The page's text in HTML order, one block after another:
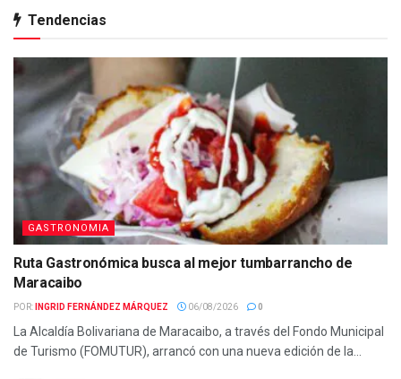
Tendencias
GASTRONOMIA
Ruta Gastronómica busca al mejor tumbarrancho de
Maracaibo
POR: INGRID FERNÁNDEZ MÁRQUEZ 06/08/2026 0
La Alcaldía Bolivariana de Maracaibo, a través del Fondo Municipal
de Turismo (FOMUTUR), arrancó con una nueva edición de la...